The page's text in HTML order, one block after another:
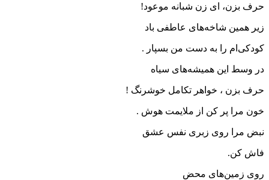
حرف بزن، ای زن شبانه موعود!
زیر همین شاخه‌های عاطفی باد
کودکی‌ام را به دست من بسپار .
در وسط این همیشه‌های سیاه
حرف بزن ، خواهر تکامل خوشرنگ !
خون مرا پر کن از ملایمت هوش .
نبض مرا روی زبری نفس عشق
فاش کن.
روی زمین‌های محض